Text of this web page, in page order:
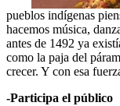
pueblos indígenas
hacemos música,
antes de 1492 ya
como la paja del
crecer. Y con esa
-Participa el público